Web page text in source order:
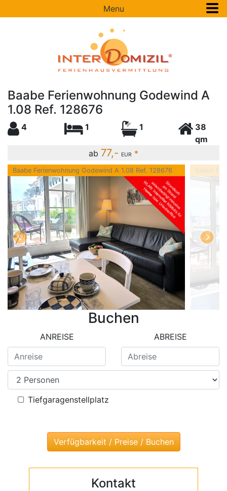
Menu
Baabe Ferienwohnung Godewind A
1.08 Ref. 128676
4 1 1
38
qm
ab 77,- EUR *
Baabe Ferienwohnung Godewind A 1.08 Ref. 128676 Baabe
Buchen
ANREISE ABREISE
Tiefgaragenstellplatz
Kontakt